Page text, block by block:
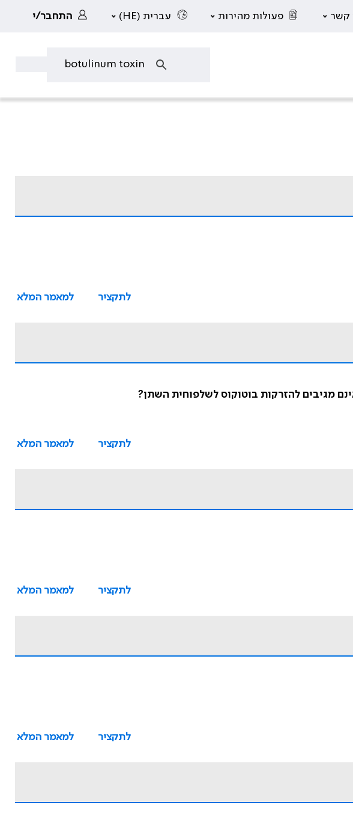
קשר פעולות מהירות עברית (HE) התחבר/י
לתקציר
למאמר המלא
מגיבים להזרקות בוטוקוס לשלפוחית השתן?
לתקציר
למאמר המלא
לתקציר
למאמר המלא
לתקציר
למאמר המלא